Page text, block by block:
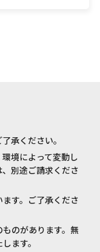
承ください。
境によって変動し
別途ご請求くださ
す。ご了承くださ
のがあります。無
ます。